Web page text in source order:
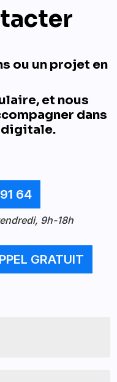
ou un projet en
et nous
dans
digitale.
64
9h-18h
GRATUIT